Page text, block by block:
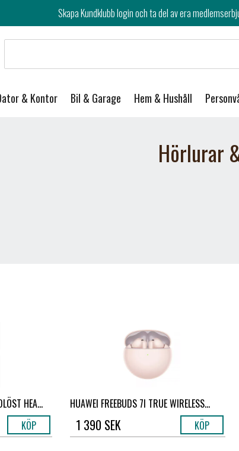
login och ta del av era medlemserbjudanden
& Kontor Bil & Garage Hem & Hushåll
Hörlurar
HEA...
KÖP
HUAWEI FREEBUDS 7I TRUE WIRELESS...
1 390 SEK KÖP